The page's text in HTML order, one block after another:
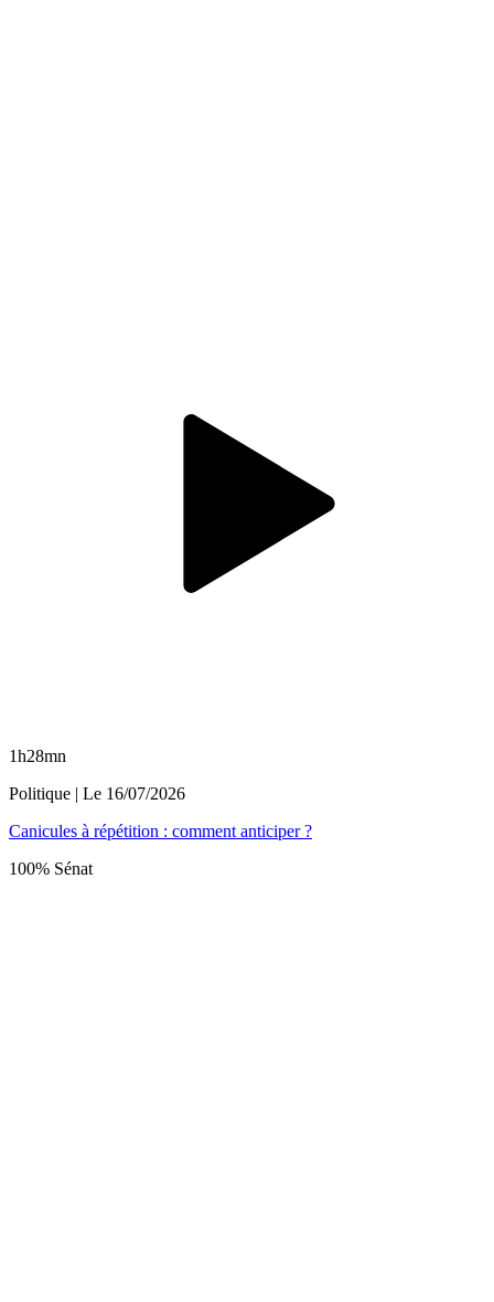
1h28mn
Politique | Le 16/07/2026
Canicules à répétition : comment anticiper ?
100% Sénat